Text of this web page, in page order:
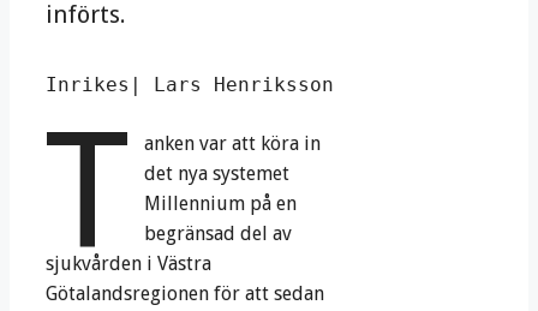
införts.
Inrikes| Lars Henriksson
T
anken var att köra in
det nya systemet
Millennium på en
begränsad del av
sjukvården i Västra
Götalandsregionen för att sedan